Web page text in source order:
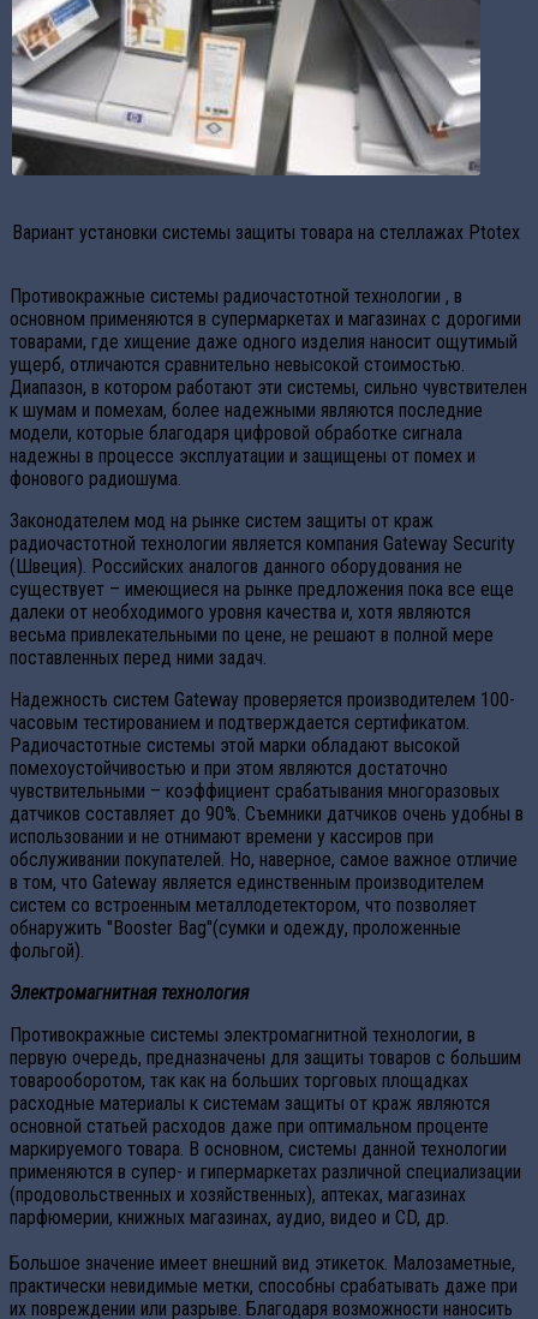
Вариант установки системы защиты товара на стеллажах Ptotex
Противокражные системы радиочастотной технологии , в
основном применяются в супермаркетах и магазинах с дорогими
товарами, где хищение даже одного изделия наносит ощутимый
ущерб, отличаются сравнительно невысокой стоимостью.
Диапазон, в котором работают эти системы, сильно чувствителен
к шумам и помехам, более надежными являются последние
модели, которые благодаря цифровой обработке сигнала
надежны в процессе эксплуатации и защищены от помех и
фонового радиошума.
Законодателем мод на рынке систем защиты от краж
радиочастотной технологии является компания Gateway Security
(Швеция). Российских аналогов данного оборудования не
существует – имеющиеся на рынке предложения пока все еще
далеки от необходимого уровня качества и, хотя являются
весьма привлекательными по цене, не решают в полной мере
поставленных перед ними задач.
Надежность систем Gateway проверяется производителем 100-
часовым тестированием и подтверждается сертификатом.
Радиочастотные системы этой марки обладают высокой
помехоустойчивостью и при этом являются достаточно
чувствительными – коэффициент срабатывания многоразовых
датчиков составляет до 90%. Съемники датчиков очень удобны в
использовании и не отнимают времени у кассиров при
обслуживании покупателей. Но, наверное, самое важное отличие
в том, что Gateway является единственным производителем
систем со встроенным металлодетектором, что позволяет
обнаружить "Booster Bag"(сумки и одежду, проложенные
фольгой).
Электромагнитная технология
Противокражные системы электромагнитной технологии, в
первую очередь, предназначены для защиты товаров с большим
товарооборотом, так как на больших торговых площадках
расходные материалы к системам защиты от краж являются
основной статьей расходов даже при оптимальном проценте
маркируемого товара. В основном, системы данной технологии
применяются в супер- и гипермаркетах различной специализации
(продовольственных и хозяйственных), аптеках, магазинах
парфюмерии, книжных магазинах, аудио, видео и CD, др.
Большое значение имеет внешний вид этикеток. Малозаметные,
практически невидимые метки, способны срабатывать даже при
их повреждении или разрыве. Благодаря возможности наносить